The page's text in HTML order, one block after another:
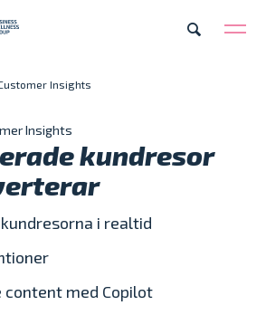
Insights
Insights
kundresor
i realtid
content med Copilot